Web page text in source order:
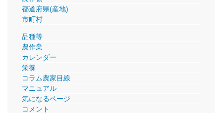
都道府県(産地)
市町村
品種等
農作業
カレンダー
栄養
コラム農家目線
マニュアル
気になるページ
コメント